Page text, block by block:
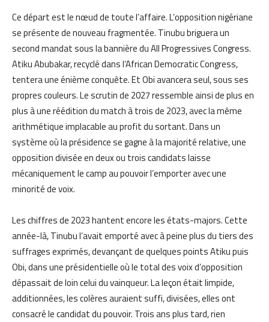
Ce départ est le nœud de toute l’affaire. L’opposition nigériane
se présente de nouveau fragmentée. Tinubu briguera un
second mandat sous la bannière du All Progressives Congress.
Atiku Abubakar, recyclé dans l’African Democratic Congress,
tentera une énième conquête. Et Obi avancera seul, sous ses
propres couleurs. Le scrutin de 2027 ressemble ainsi de plus en
plus à une réédition du match à trois de 2023, avec la même
arithmétique implacable au profit du sortant. Dans un
système où la présidence se gagne à la majorité relative, une
opposition divisée en deux ou trois candidats laisse
mécaniquement le camp au pouvoir l’emporter avec une
minorité de voix.
Les chiffres de 2023 hantent encore les états-majors. Cette
année-là, Tinubu l’avait emporté avec à peine plus du tiers des
suffrages exprimés, devançant de quelques points Atiku puis
Obi, dans une présidentielle où le total des voix d’opposition
dépassait de loin celui du vainqueur. La leçon était limpide,
additionnées, les colères auraient suffi, divisées, elles ont
consacré le candidat du pouvoir. Trois ans plus tard, rien